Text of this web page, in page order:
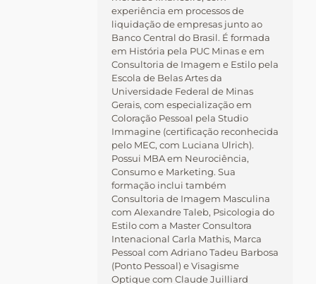
experiência em processos de
liquidação de empresas junto ao
Banco Central do Brasil. É formada
em História pela PUC Minas e em
Consultoria de Imagem e Estilo pela
Escola de Belas Artes da
Universidade Federal de Minas
Gerais, com especialização em
Coloração Pessoal pela Studio
Immagine (certificação reconhecida
pelo MEC, com Luciana Ulrich).
Possui MBA em Neurociência,
Consumo e Marketing. Sua
formação inclui também
Consultoria de Imagem Masculina
com Alexandre Taleb, Psicologia do
Estilo com a Master Consultora
Intenacional Carla Mathis, Marca
Pessoal com Adriano Tadeu Barbosa
(Ponto Pessoal) e Visagisme
Optique com Claude Juilliard